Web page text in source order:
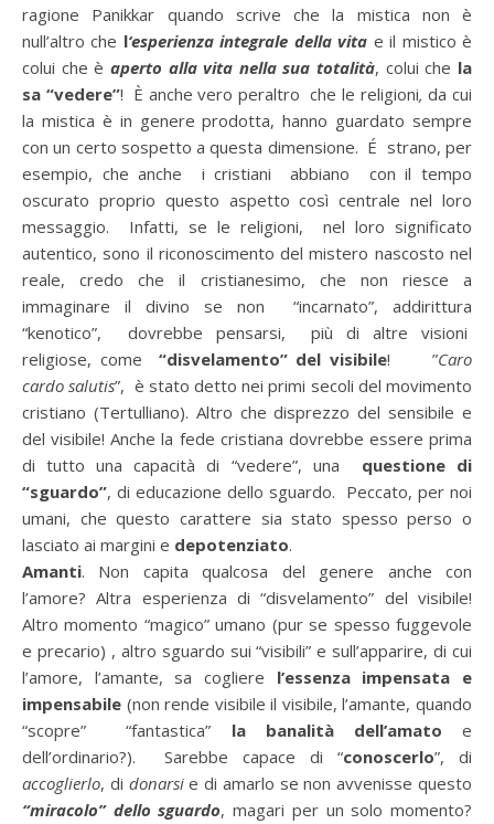
ragione Panikkar quando scrive che la mistica non è
null’altro che l‘esperienza integrale della vita e il mistico è
colui che è aperto alla vita nella sua totalità, colui che la
sa “vedere”! È anche vero peraltro che le religioni,da cui
la mistica è in genere prodotta, hanno guardato sempre
con un certo sospetto a questa dimensione. É strano, per
esempio, che anche i cristiani abbiano con il tempo
oscurato proprio questo aspetto così centrale nel loro
messaggio. Infatti, se le religioni, nel loro significato
autentico, sono il riconoscimento del mistero nascosto nel
reale, credo che il cristianesimo, che non riesce a
immaginare il divino se non “incarnato”, addirittura
“kenotico”, dovrebbe pensarsi, più di altre visioni
religiose, come “disvelamento” del visibile! ”Caro
cardo salutis”, è stato detto nei primi secoli del movimento
cristiano (Tertulliano). Altro che disprezzo del sensibile e
del visibile! Anche la fede cristiana dovrebbe essere prima
di tutto una capacità di “vedere”, una questione di
“sguardo”, di educazione dello sguardo. Peccato, per noi
umani, che questo carattere sia stato spesso perso o
lasciato ai margini e depotenziato.
Amanti. Non capita qualcosa del genere anche con
l’amore? Altra esperienza di “disvelamento” del visibile!
Altro momento “magico” umano (pur se spesso fuggevole
e precario) , altro sguardo sui “visibili” e sull’apparire, di cui
l’amore, l’amante, sa cogliere l’essenza impensata e
impensabile (non rende visibile il visibile, l’amante, quando
“scopre” “fantastica” la banalità dell’amato e
dell’ordinario?). Sarebbe capace di “conoscerlo”, di
accoglierlo, di donarsie di amarlo se non avvenisse questo
“miracolo” dello sguardo, magari per un solo momento?